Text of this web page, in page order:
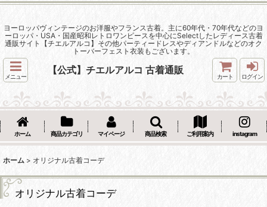
ヨーロッパヴィンテージのお洋服やフランス古着。主に60年代・70年代などのヨ
ーロッパ・USA・国産昭和レトロワンピースを中心にSelectしたレディース古着
通販サイト【チエルアルコ】その他パーティードレスやディアンドルなどのオク
トーバーフェスト衣装もございます。
メニュー
【公式】チエルアルコ 古着通販
カート ログイン
ホーム 商品カテゴリ マイページ 商品検索 ご利用案内 instagram
ホーム > オリジナル古着コーデ
オリジナル古着コーデ